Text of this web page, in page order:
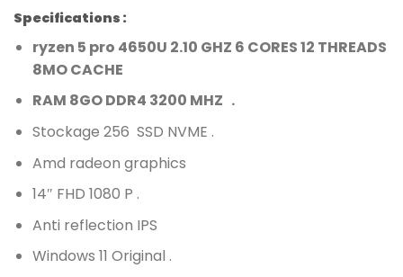
Specifications :
ryzen 5 pro 4650U 2.10 GHZ 6 CORES 12 THREADS
8MO CACHE
RAM 8GO DDR4 3200 MHZ .
Stockage 256 SSD NVME .
Amd radeon graphics
14″ FHD 1080 P .
Anti reflection IPS
Windows 11 Original .